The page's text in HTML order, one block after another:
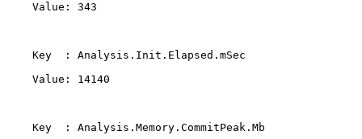
    Value: 343
    Key  : Analysis.Init.Elapsed.mSec
    Value: 14140
    Key  : Analysis.Memory.CommitPeak.Mb